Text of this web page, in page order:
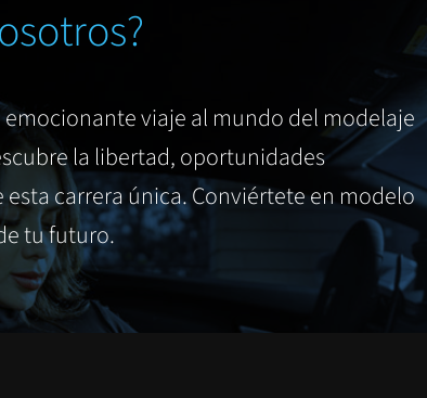
viaje al mundo del modelaje
la libertad, oportunidades
carrera única. Conviértete en modelo
tu futuro.